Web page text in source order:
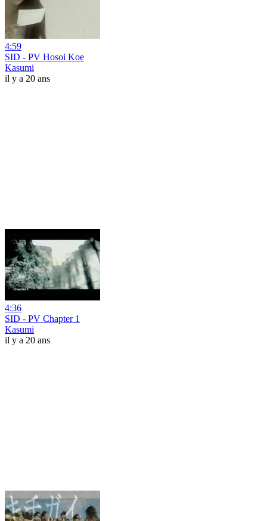
4:59
SID - PV Hosoi Koe
Kasumi
il y a 20 ans
4:36
SID - PV Chapter 1
Kasumi
il y a 20 ans